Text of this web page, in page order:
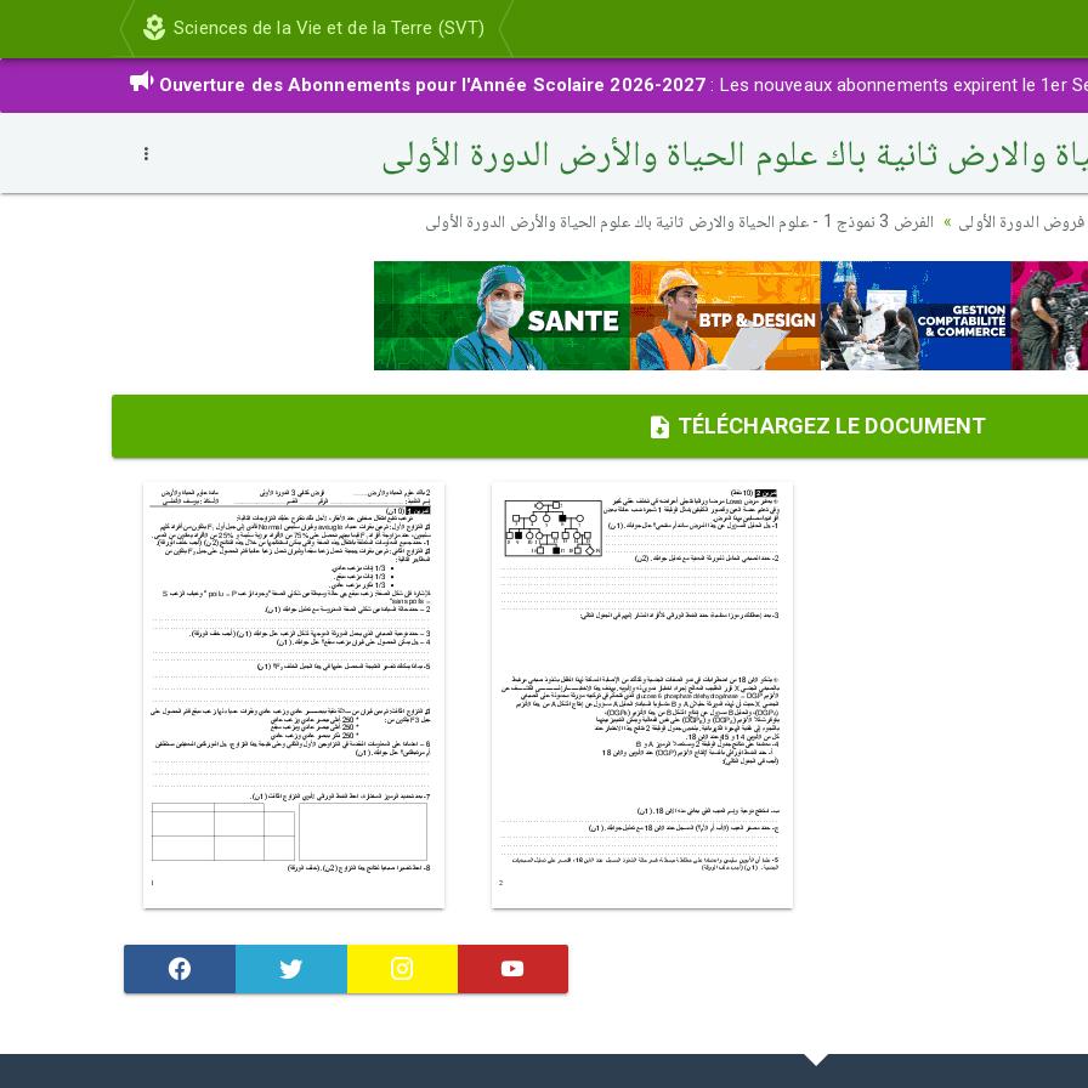
Sciences de la Vie et de la Terre (SVT)
Ouverture des Abonnements pour l'Année Scolaire 2026-2027 : Les nouveaux abonnements expirent le 1er
فروض الدورة الأولى الفرض 3 نموذج 1 - علوم الحياة والارض ثانية باك علوم الحياة والأرض الدورة الأولى
TÉLÉCHARGEZ LE DOCUMENT